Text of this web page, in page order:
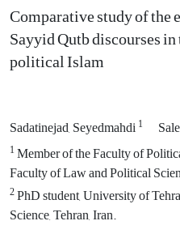
Comparative study of the
Sayyid Qutb discourses
political Islam
Sadatinejad, Seyedmahdi1
1Member of the Faculty of
Faculty of Law and Political
2PhD student, University of
Science, Tehran, Iran.